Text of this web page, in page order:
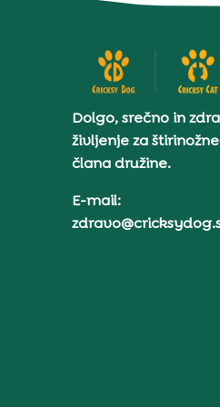
Dolgo, srečno in
življenje za
člana družine.
E-mail: